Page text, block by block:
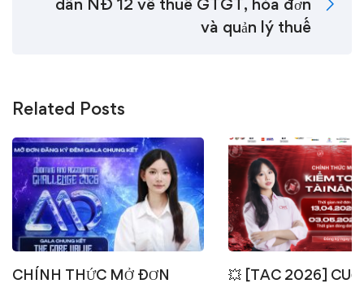
dẫn NĐ 12 về thuế GTGT, hóa đơn
và quản lý thuế
Related Posts
CHÍNH THỨC MỞ ĐƠN
💥 [TAC 2026]